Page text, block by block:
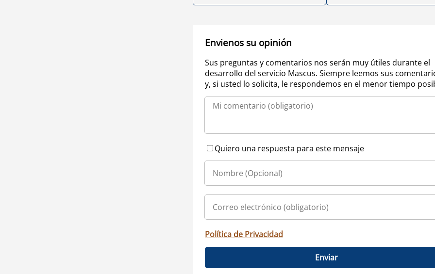
Envienos su opinión
Sus preguntas y comentarios nos serán muy útiles durante el
desarrollo del servicio Mascus. Siempre leemos sus
y, si usted lo solicita, le respondemos en el menor tiempo
Quiero una respuesta para este mensaje
Política de Privacidad
Enviar